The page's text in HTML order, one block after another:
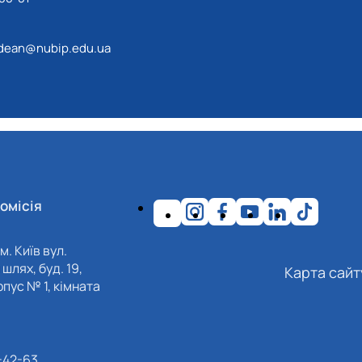
Київ вул.
шлях, буд. 19,
№ 1, кімната
Карта